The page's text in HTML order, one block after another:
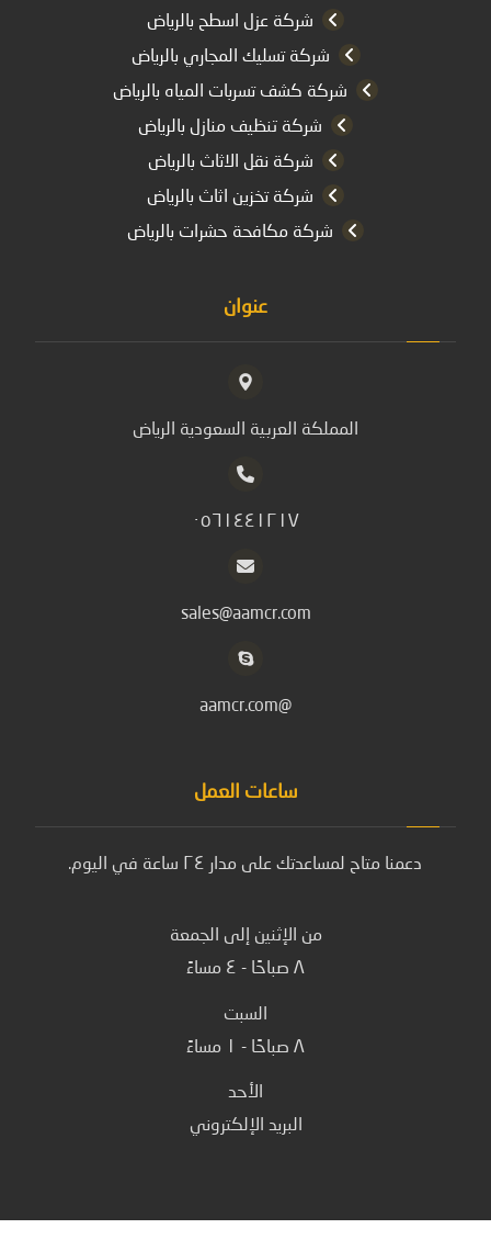
شركة عزل اسطح بالرياض
شركة تسليك المجاري بالرياض
شركة كشف تسربات المياه بالرياض
شركة تنظيف منازل بالرياض
شركة نقل الاثاث بالرياض
شركة تخزين اثاث بالرياض
شركة مكافحة حشرات بالرياض
عنوان
المملكة العربية السعودية الرياض
٠٥٦١٤٤١٢١٧
sales@aamcr.com
@aamcr.com
ساعات العمل
دعمنا متاح لمساعدتك على مدار ٢٤ ساعة في اليوم.
من الإثنين إلى الجمعة
٨ صباحًا - ٤ مساءً
السبت
٨ صباحًا - ١ مساءً
الأحد
البريد الإلكتروني